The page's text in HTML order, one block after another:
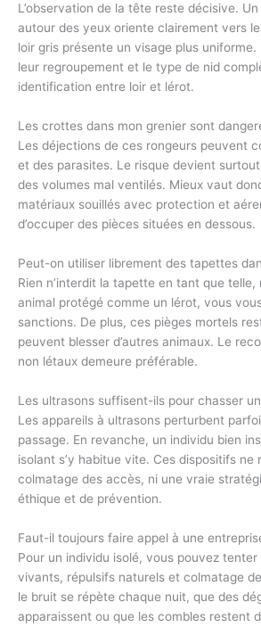
L’observation de la tête reste décisive.
autour des yeux oriente clairement vers
loir gris présente un visage plus
leur regroupement et le type de nid
identification entre loir et lérot.
Les crottes dans mon grenier sont
Les déjections de ces rongeurs peuvent
et des parasites. Le risque devient
des volumes mal ventilés. Mieux vaut
matériaux souillés avec protection et
d’occuper des pièces situées en dessous.
Peut-on utiliser librement des tapettes
Rien n’interdit la tapette en tant que telle,
animal protégé comme un lérot, vous
sanctions. De plus, ces pièges mortels
peuvent blesser d’autres animaux. Le
non létaux demeure préférable.
Les ultrasons suffisent-ils pour chasser
Les appareils à ultrasons perturbent
passage. En revanche, un individu bien
isolant s’y habitue vite. Ces dispositifs ne
colmatage des accès, ni une vraie
éthique et de prévention.
Faut-il toujours faire appel à une
Pour un individu isolé, vous pouvez
vivants, répulsifs naturels et colmatage
le bruit se répète chaque nuit, que des
apparaissent ou que les combles restent